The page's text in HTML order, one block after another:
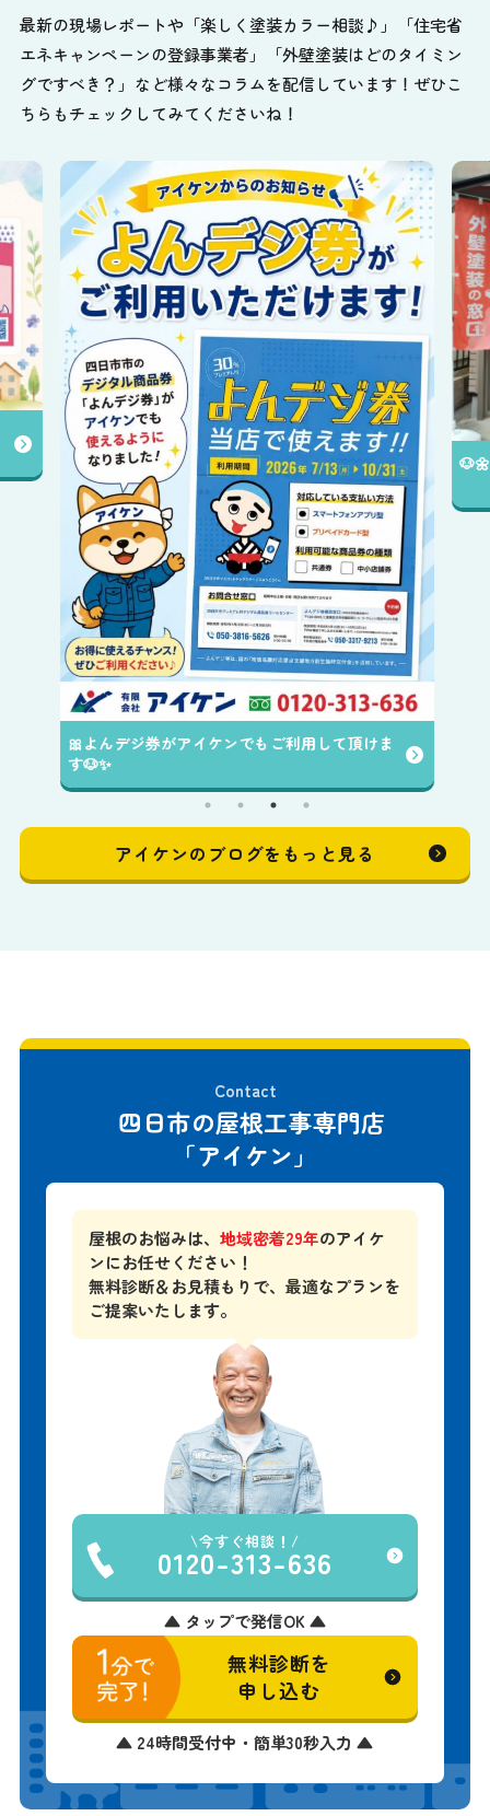
最新の現場レポートや「楽しく塗装カラー相談♪」「住宅省
エネキャンペーンの登録事業者」「外壁塗装はどのタイミン
グですべき？」など様々なコラムを配信しています！ぜひこ
ちらもチェックしてみてくださいね！
🎀よんデジ券がアイケンでもご利用して頂けま
す🐶✨️
アイケンのブログをもっと見る
Contact
四日市の屋根工事専門店
「アイケン」
屋根のお悩みは、地域密着29年のアイケ
ンにお任せください！
無料診断＆お見積もりで、最適なプランを
ご提案いたします。
今すぐ相談！
0120-313-636
▲ タップで発信OK ▲
無料診断を
申し込む
▲ 24時間受付中・簡単30秒入力 ▲